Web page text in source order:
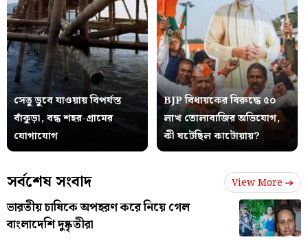
সেতু ডুবে যাওয়ায় বিপর্যস্ত
বাঁকুড়া, বন্ধ শহর-গ্রামের
যোগাযোগ
BJP বিধায়কের বিরুদ্ধে ৫০
লাখ তোলাবাজির অভিযোগ,
কী ঘটেছিল কাটোয়ায়?
সর্বশেষ সংবাদ View More
ভারতীয় চাষিকে অপহরণ করে নিয়ে গেল
বাংলাদেশি দুষ্কৃতীরা